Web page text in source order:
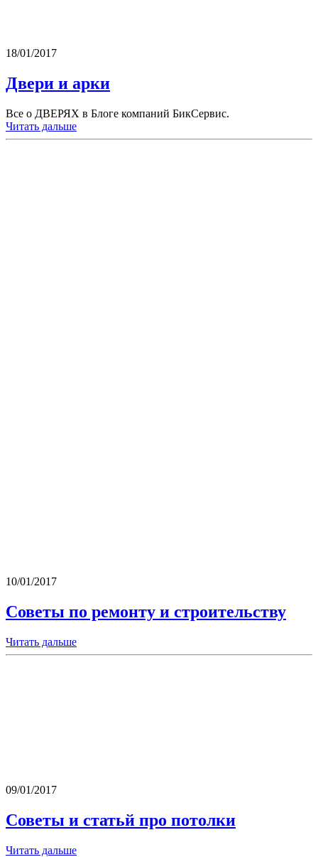
18/01/2017
Двери и арки
Все о ДВЕРЯХ в Блоге компаний БикСервис.
Читать дальше
10/01/2017
Советы по ремонту и строительству
Читать дальше
09/01/2017
Советы и статьй про потолки
Читать дальше